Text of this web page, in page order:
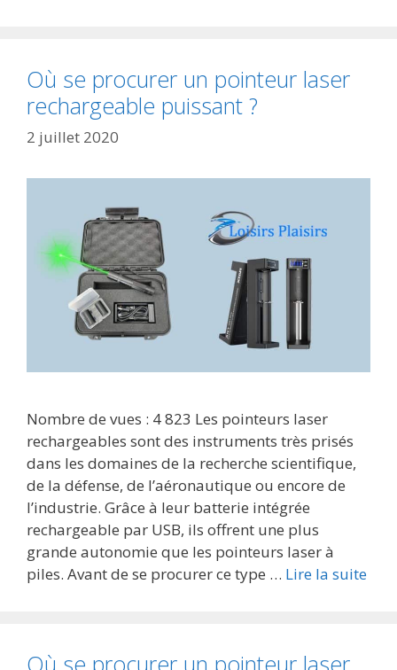
Où se procurer un pointeur laser
rechargeable puissant ?
2 juillet 2020
Nombre de vues : 4 823 Les pointeurs laser
rechargeables sont des instruments très prisés
dans les domaines de la recherche scientifique,
de la défense, de l’aéronautique ou encore de
l’industrie. Grâce à leur batterie intégrée
rechargeable par USB, ils offrent une plus
grande autonomie que les pointeurs laser à
piles. Avant de se procurer ce type … Lire la suite
Où se procurer un pointeur laser